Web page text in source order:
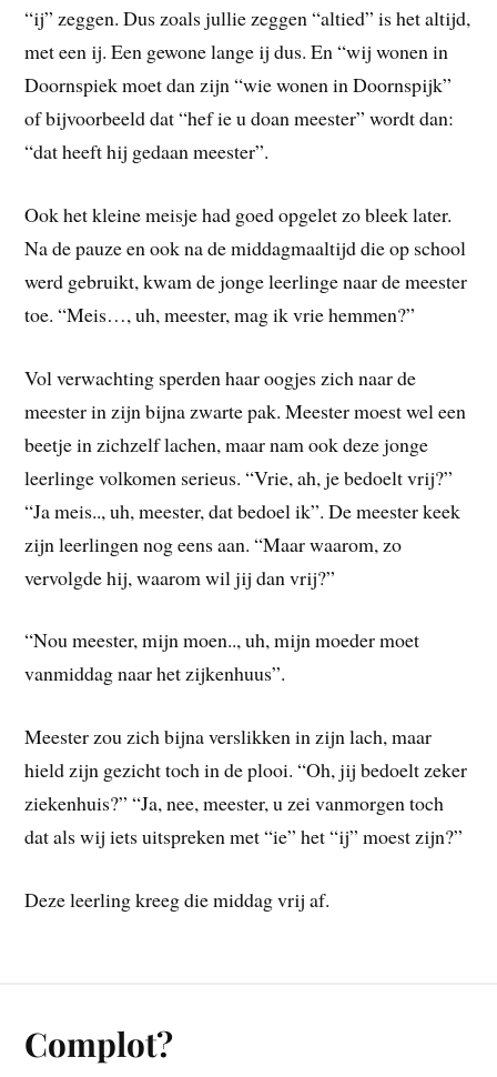
“ij” zeggen. Dus zoals jullie zeggen “altied” is het altijd,
met een ij. Een gewone lange ij dus. En “wij wonen in
Doornspiek moet dan zijn “wie wonen in Doornspijk”
of bijvoorbeeld dat “hef ie u doan meester” wordt dan:
“dat heeft hij gedaan meester”.
Ook het kleine meisje had goed opgelet zo bleek later.
Na de pauze en ook na de middagmaaltijd die op school
werd gebruikt, kwam de jonge leerlinge naar de meester
toe. “Meis…, uh, meester, mag ik vrie hemmen?”
Vol verwachting sperden haar oogjes zich naar de
meester in zijn bijna zwarte pak. Meester moest wel een
beetje in zichzelf lachen, maar nam ook deze jonge
leerlinge volkomen serieus. “Vrie, ah, je bedoelt vrij?”
“Ja meis.., uh, meester, dat bedoel ik”. De meester keek
zijn leerlingen nog eens aan. “Maar waarom, zo
vervolgde hij, waarom wil jij dan vrij?”
“Nou meester, mijn moen.., uh, mijn moeder moet
vanmiddag naar het zijkenhuus”.
Meester zou zich bijna verslikken in zijn lach, maar
hield zijn gezicht toch in de plooi. “Oh, jij bedoelt zeker
ziekenhuis?” “Ja, nee, meester, u zei vanmorgen toch
dat als wij iets uitspreken met “ie” het “ij” moest zijn?”
Deze leerling kreeg die middag vrij af.
Complot?